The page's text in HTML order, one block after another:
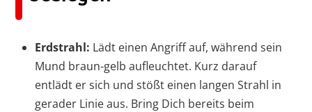
Erdstrahl: Lädt einen Angriff auf, während sein
Mund braun-gelb aufleuchtet. Kurz darauf
entlädt er sich und stößt einen langen Strahl in
gerader Linie aus. Bring Dich bereits beim